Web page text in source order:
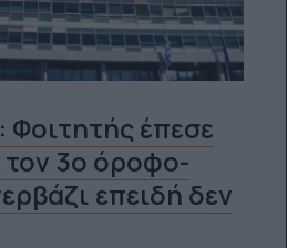
Φοιτητής έπεσε
τον 3ο όροφο-
επειδή δεν